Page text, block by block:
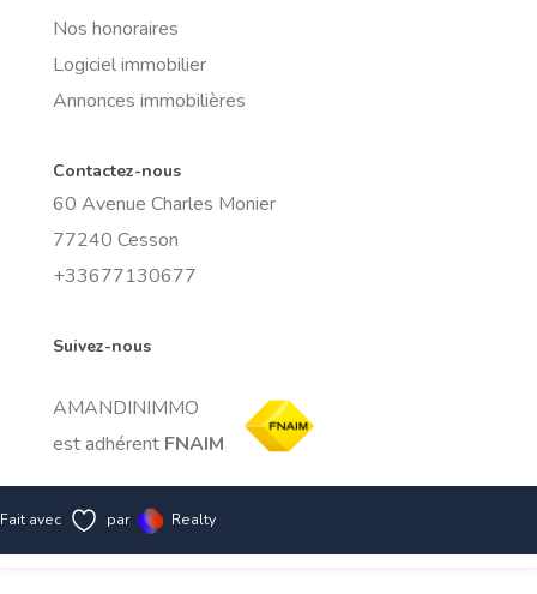
Nos honoraires
Logiciel immobilier
Annonces immobilières
Contactez-nous
60 Avenue Charles Monier
77240 Cesson
+33677130677
Suivez-nous
AMANDINIMMO
est adhérent FNAIM
Fait avec par Realty